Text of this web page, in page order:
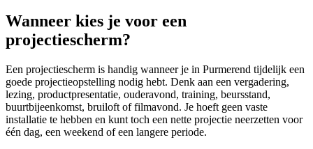
Wanneer kies je voor een
projectiescherm?
Een projectiescherm is handig wanneer je in Purmerend tijdelijk een
goede projectieopstelling nodig hebt. Denk aan een vergadering,
lezing, productpresentatie, ouderavond, training, beursstand,
buurtbijeenkomst, bruiloft of filmavond. Je hoeft geen vaste
installatie te hebben en kunt toch een nette projectie neerzetten voor
één dag, een weekend of een langere periode.